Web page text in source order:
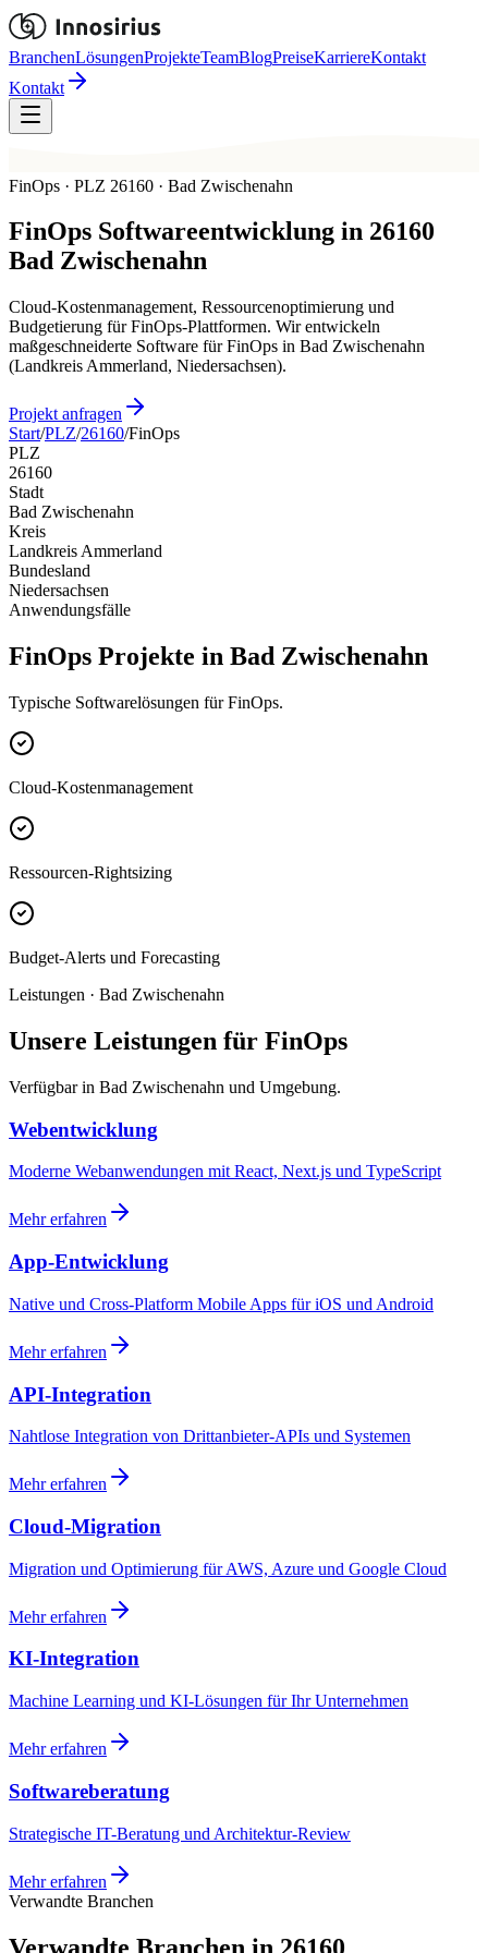
BranchenLösungenProjekteTeamBlogPreiseKarriereKontakt
Kontakt
FinOps · PLZ 26160 · Bad Zwischenahn
FinOps Softwareentwicklung in 26160
Bad Zwischenahn
Cloud-Kostenmanagement, Ressourcenoptimierung und
Budgetierung für FinOps-Plattformen. Wir entwickeln
maßgeschneiderte Software für FinOps in Bad Zwischenahn
(Landkreis Ammerland, Niedersachsen).
Projekt anfragen
Start/PLZ/26160/FinOps
PLZ
26160
Stadt
Bad Zwischenahn
Kreis
Landkreis Ammerland
Bundesland
Niedersachsen
Anwendungsfälle
FinOps Projekte in Bad Zwischenahn
Typische Softwarelösungen für FinOps.
Cloud-Kostenmanagement
Ressourcen-Rightsizing
Budget-Alerts und Forecasting
Leistungen · Bad Zwischenahn
Unsere Leistungen für FinOps
Verfügbar in Bad Zwischenahn und Umgebung.
Webentwicklung
Moderne Webanwendungen mit React, Next.js und TypeScript
Mehr erfahren
App-Entwicklung
Native und Cross-Platform Mobile Apps für iOS und Android
Mehr erfahren
API-Integration
Nahtlose Integration von Drittanbieter-APIs und Systemen
Mehr erfahren
Cloud-Migration
Migration und Optimierung für AWS, Azure und Google Cloud
Mehr erfahren
KI-Integration
Machine Learning und KI-Lösungen für Ihr Unternehmen
Mehr erfahren
Softwareberatung
Strategische IT-Beratung und Architektur-Review
Mehr erfahren
Verwandte Branchen
Verwandte Branchen in 26160